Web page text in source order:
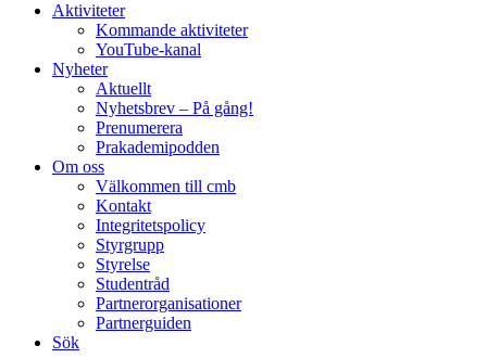
Aktiviteter
Kommande aktiviteter
YouTube-kanal
Nyheter
Aktuellt
Nyhetsbrev – På gång!
Prenumerera
Prakademipodden
Om oss
Välkommen till cmb
Kontakt
Integritetspolicy
Styrgrupp
Styrelse
Studentråd
Partnerorganisationer
Partnerguiden
Sök